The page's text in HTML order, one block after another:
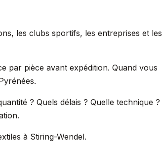
les clubs sportifs, les entreprises et les
par pièce avant expédition. Quand vous
? Quels délais ? Quelle technique ?
à Stiring-Wendel.